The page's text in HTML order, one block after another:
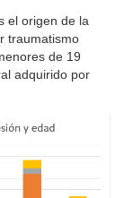
el origen de la
traumatismo
de 19
adquirido por